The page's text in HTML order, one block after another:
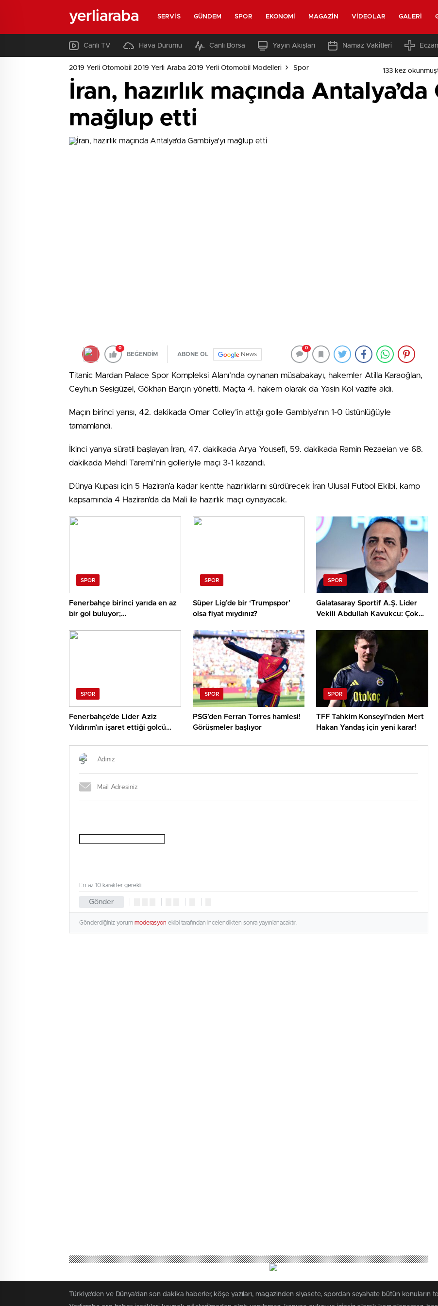
yerliaraba SERVIS GÜNDEM SPOR EKONOMI MAGAZIN VIDEOLAR GALERI
Canlı TV Hava Durumu Canlı Borsa Yayın Akışları Namaz Vakitleri
2019 Yerli Otomobil 2019 Yerli Araba 2019 Yerli Otomobil Modelleri Spor 133 kez
İran, hazırlık maçında Antalya’da
mağlup etti
0
BEĞENDİM ABONE OL News
0
Titanic Mardan Palace Spor Kompleksi Alanı’nda oynanan müsabakayı, hakemler Atilla Karaoğlan,
Ceyhun Sesigüzel, Gökhan Barçın yönetti. Maçta 4. hakem olarak da Yasin Kol vazife aldı.
Maçın birinci yarısı, 42. dakikada Omar Colley’in attığı golle Gambiya’nın 1-0 üstünlüğüyle
tamamlandı.
İkinci yarıya süratli başlayan İran, 47. dakikada Arya Yousefi, 59. dakikada Ramin Rezaeian ve 68.
dakikada Mehdi Taremi’nin golleriyle maçı 3-1 kazandı.
Dünya Kupası için 5 Haziran’a kadar kentte hazırlıklarını sürdürecek İran Ulusal Futbol Ekibi, kamp
kapsamında 4 Haziran’da da Mali ile hazırlık maçı oynayacak.
SPOR
Fenerbahçe birinci yarıda en az
bir gol buluyor;
üst bitiyor… İşte Misli’den Günün
SPOR
Süper Lig’de bir ‘Trumpspor’
olsa fiyat mıydınız?
SPOR
Galatasaray Sportif A.Ş. Lider
Vekili Abdullah Kavukcu: Çok
görüşüyoruz, para harcayacağız
SPOR
Fenerbahçe’de Lider Aziz
Yıldırım’ın işaret ettiği golcü
SPOR
PSG’den Ferran Torres hamlesi!
Görüşmeler başlıyor
SPOR
TFF Tahkim Konseyi’nden Mert
Hakan Yandaş için yeni karar!
Gönder
En az 10 karakter gerekli
Gönderdiğiniz yorum moderasyon ekibi tarafından incelendikten sonra yayınlanacaktır.
Türkiye'den ve Dünya’dan son dakika haberler, köşe yazıları, magazinden siyasete, spordan seyahate bütün konuların